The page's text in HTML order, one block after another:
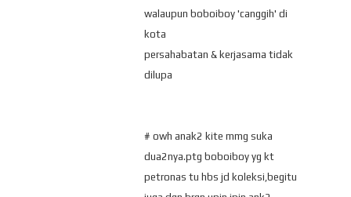
walaupun boboiboy 'canggih' di
kota
persahabatan & kerjasama tidak
dilupa
# owh anak2 kite mmg suka
dua2nya.ptg boboiboy yg kt
petronas tu hbs jd koleksi,begitu